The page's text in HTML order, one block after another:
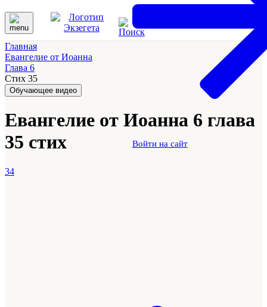
Войти на сайт
Главная
Евангелие от Иоанна
Глава 6
Стих 35
Обучающее видео
Евангелие от Иоанна 6 глава
35 стих
34